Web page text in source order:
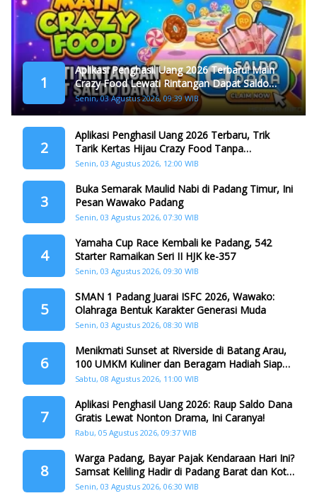
1
Aplikasi Penghasil Uang 2026 Terbaru! Main
Crazy Food Lewati Rintangan Dapat Saldo
Dana
Senin, 03 Agustus 2026, 09:39 WIB
2
Aplikasi Penghasil Uang 2026 Terbaru, Trik
Tarik Kertas Hijau Crazy Food Tanpa
Penggandaan
Senin, 03 Agustus 2026, 12:00 WIB
3
Buka Semarak Maulid Nabi di Padang Timur, Ini
Pesan Wawako Padang
Senin, 03 Agustus 2026, 07:30 WIB
4
Yamaha Cup Race Kembali ke Padang, 542
Starter Ramaikan Seri II HJK ke-357
Senin, 03 Agustus 2026, 09:30 WIB
5
SMAN 1 Padang Juarai ISFC 2026, Wawako:
Olahraga Bentuk Karakter Generasi Muda
Senin, 03 Agustus 2026, 08:30 WIB
6
Menikmati Sunset at Riverside di Batang Arau,
100 UMKM Kuliner dan Beragam Hadiah Siap
Memanjakan Warga di Momen HJK Padang
Sabtu, 08 Agustus 2026, 11:00 WIB
7
Aplikasi Penghasil Uang 2026: Raup Saldo Dana
Gratis Lewat Nonton Drama, Ini Caranya!
Rabu, 05 Agustus 2026, 09:37 WIB
8
Warga Padang, Bayar Pajak Kendaraan Hari Ini?
Samsat Keliling Hadir di Padang Barat dan Koto
Tangah
Senin, 03 Agustus 2026, 06:30 WIB